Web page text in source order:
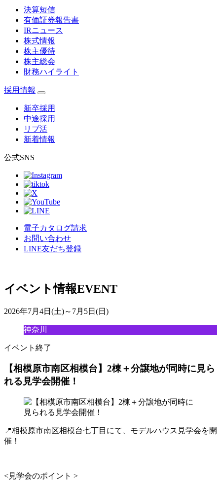
決算短信
有価証券報告書
IRニュース
株式情報
株主優待
株主総会
財務ハイライト
採用情報
新卒採用
中途採用
リブ活
新着情報
公式SNS
電子カタログ請求
お問い合わせ
LINE友だち登録
イベント情報EVENT
2026年7月4日(土)～7月5日(日)
神奈川
イベント終了
【相模原市南区相模台】2棟＋分譲地が同時に見ら
れる見学会開催！
📍相模原市南区相模台七丁目にて、モデルハウス見学会を開
催！
<見学会のポイント >